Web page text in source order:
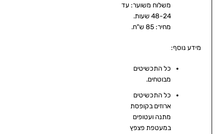
משלוח משוער: עד
48-24 שעות.
מחיר: 85 ש"ח.
מידע נוסף:
כל התכשיטים
מבוטחים.
כל התכשיטים
ארוזים בקופסת
מתנה ועטופים
במעטפת פצפץ